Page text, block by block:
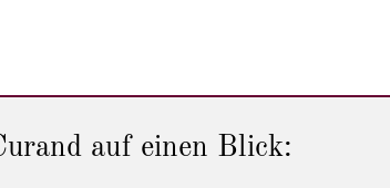
auf einen Blick: